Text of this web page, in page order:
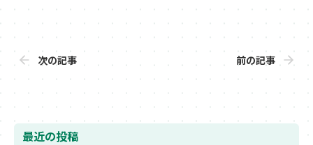
次の記事 前の記事
最近の投稿